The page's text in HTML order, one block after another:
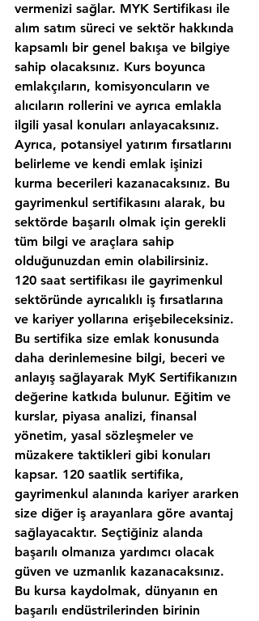
vermenizi sağlar. MYK Sertifikası ile
alım satım süreci ve sektör hakkında
kapsamlı bir genel bakışa ve bilgiye
sahip olacaksınız. Kurs boyunca
emlakçıların, komisyoncuların ve
alıcıların rollerini ve ayrıca emlakla
ilgili yasal konuları anlayacaksınız.
Ayrıca, potansiyel yatırım fırsatlarını
belirleme ve kendi emlak işinizi
kurma becerileri kazanacaksınız. Bu
gayrimenkul sertifikasını alarak, bu
sektörde başarılı olmak için gerekli
tüm bilgi ve araçlara sahip
olduğunuzdan emin olabilirsiniz.
120 saat sertifikası ile gayrimenkul
sektöründe ayrıcalıklı iş fırsatlarına
ve kariyer yollarına erişebileceksiniz.
Bu sertifika size emlak konusunda
daha derinlemesine bilgi, beceri ve
anlayış sağlayarak MyK Sertifikanızın
değerine katkıda bulunur. Eğitim ve
kurslar, piyasa analizi, finansal
yönetim, yasal sözleşmeler ve
müzakere taktikleri gibi konuları
kapsar. 120 saatlik sertifika,
gayrimenkul alanında kariyer ararken
size diğer iş arayanlara göre avantaj
sağlayacaktır. Seçtiğiniz alanda
başarılı olmanıza yardımcı olacak
güven ve uzmanlık kazanacaksınız.
Bu kursa kaydolmak, dünyanın en
başarılı endüstrilerinden birinin